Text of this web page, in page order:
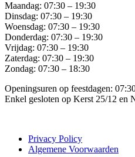
Maandag: 07:30 – 19:30
Dinsdag: 07:30 – 19:30
Woensdag: 07:30 – 19:30
Donderdag: 07:30 – 19:30
Vrijdag: 07:30 – 19:30
Zaterdag: 07:30 – 19:30
Zondag: 07:30 – 18:30
Openingsuren op feestdagen:
Enkel gesloten op Kerst 25/12 en
Privacy Policy
Algemene Voorwaarden